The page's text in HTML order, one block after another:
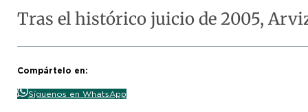
Tras el histórico juicio de 2005,
Compártelo en:
Síguenos en WhatsApp